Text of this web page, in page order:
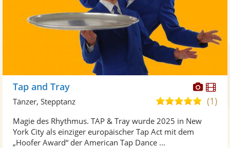
Tap and Tray
5,0(1)
Tänzer, Stepptanz
Magie des Rhythmus. TAP & Tray wurde 2025 in New
York City als einziger europäischer Tap Act mit dem
„Hoofer Award“ der American Tap Dance ...